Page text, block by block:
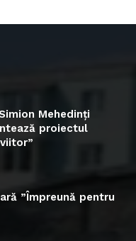
Mehedinți
proiectul
”Împreună pentru